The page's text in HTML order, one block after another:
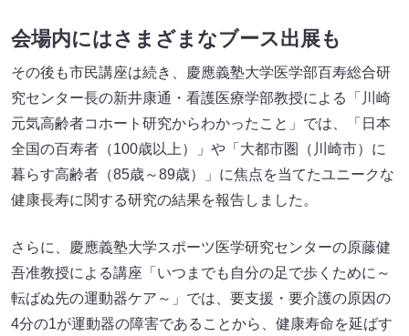
会場内にはさまざまなブース出展も
その後も市民講座は続き、慶應義塾大学医学部百寿総合研
究センター長の新井康通・看護医療学部教授による「川崎
元気高齢者コホート研究からわかったこと」では、「日本
全国の百寿者（100歳以上）」や「大都市圏（川崎市）に
暮らす高齢者（85歳～89歳）」に焦点を当てたユニークな
健康長寿に関する研究の結果を報告しました。
さらに、慶應義塾大学スポーツ医学研究センターの原藤健
吾准教授による講座「いつまでも自分の足で歩くために～
転ばぬ先の運動器ケア～」では、要支援・要介護の原因の
4分の1が運動器の障害であることから、健康寿命を延ばす